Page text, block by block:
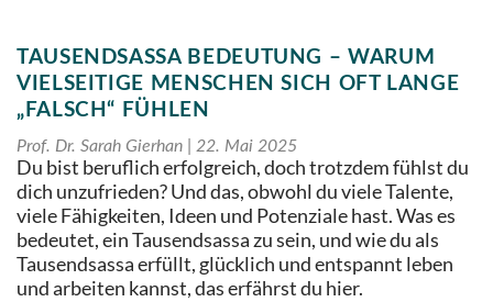
TAUSENDSASSA BEDEUTUNG – WARUM
VIELSEITIGE MENSCHEN SICH OFT LANGE
„FALSCH“ FÜHLEN
Prof. Dr. Sarah Gierhan 22. Mai 2025
Du bist beruflich erfolgreich, doch trotzdem fühlst du
dich unzufrieden? Und das, obwohl du viele Talente,
viele Fähigkeiten, Ideen und Potenziale hast. Was es
bedeutet, ein Tausendsassa zu sein, und wie du als
Tausendsassa erfüllt, glücklich und entspannt leben
und arbeiten kannst, das erfährst du hier.